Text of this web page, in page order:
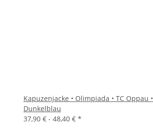
Kapuzenjacke • Olimpiada • TC Oppau •
Dunkelblau
37,90 € - 48,40 € *